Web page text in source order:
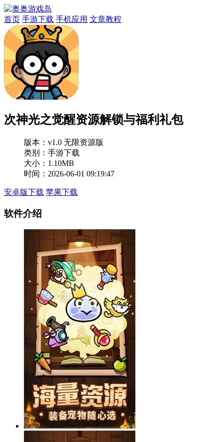
首页 手游下载 手机应用 文章教程
次神光之觉醒资源解锁与福利礼包
版本： v1.0 无限资源版
类别：手游下载
大小：1.10MB
时间：2026-06-01 09:19:47
安卓版下载 苹果下载
软件介绍